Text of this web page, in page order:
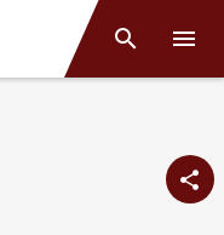
Otsing